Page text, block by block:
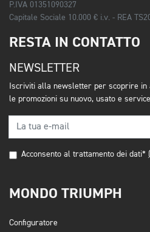
P.IVA 01351090327
Capitale Sociale 10.000 € i.v. - REA
RESTA IN CONTATTO
NEWSLETTER
Iscriviti alla newsletter per scoprire in
le promozioni su nuovo, usato e
Acconsento al trattamento dei dati*
MONDO TRIUMPH
Configuratore